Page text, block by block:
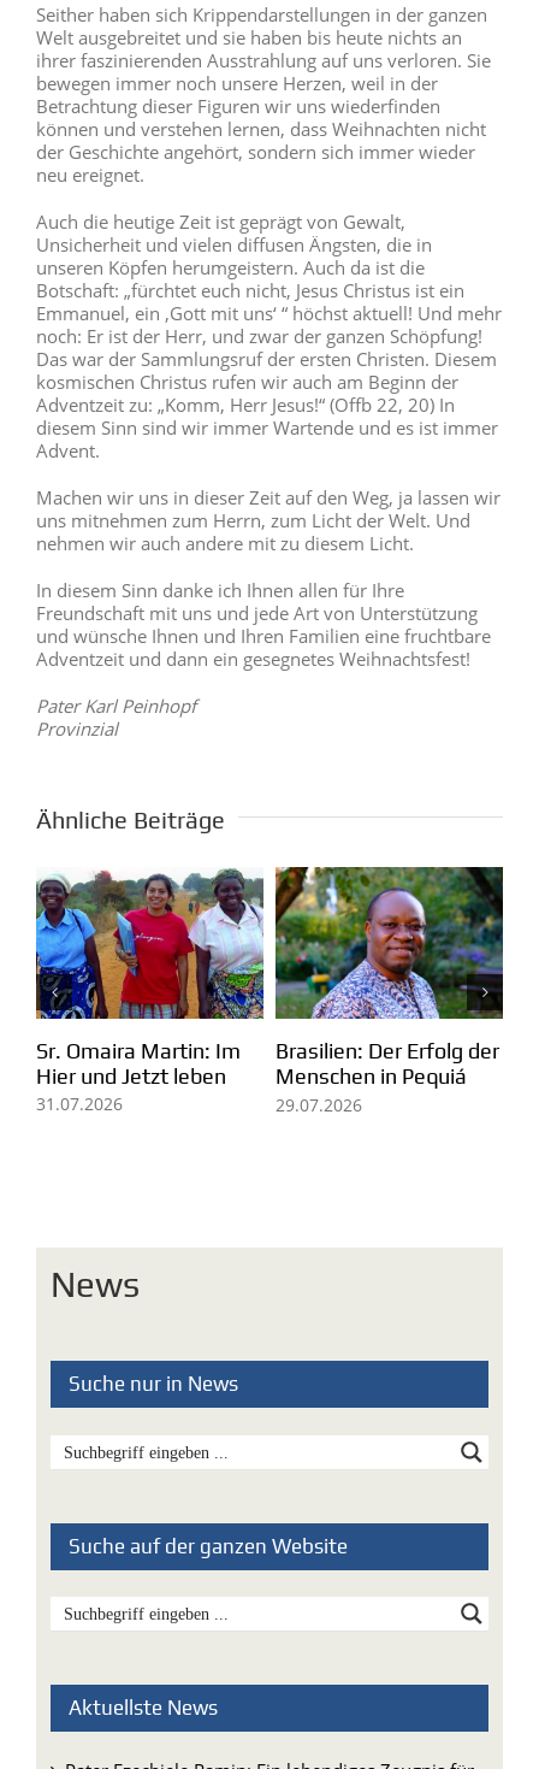
Seither haben sich Krippendarstellungen in der ganzen
Welt ausgebreitet und sie haben bis heute nichts an
ihrer faszinierenden Ausstrahlung auf uns verloren. Sie
bewegen immer noch unsere Herzen, weil in der
Betrachtung dieser Figuren wir uns wiederfinden
können und verstehen lernen, dass Weihnachten nicht
der Geschichte angehört, sondern sich immer wieder
neu ereignet.
Auch die heutige Zeit ist geprägt von Gewalt,
Unsicherheit und vielen diffusen Ängsten, die in
unseren Köpfen herumgeistern. Auch da ist die
Botschaft: „fürchtet euch nicht, Jesus Christus ist ein
Emmanuel, ein ‚Gott mit uns‘ “ höchst aktuell! Und mehr
noch: Er ist der Herr, und zwar der ganzen Schöpfung!
Das war der Sammlungsruf der ersten Christen. Diesem
kosmischen Christus rufen wir auch am Beginn der
Adventzeit zu: „Komm, Herr Jesus!“ (Offb 22, 20) In
diesem Sinn sind wir immer Wartende und es ist immer
Advent.
Machen wir uns in dieser Zeit auf den Weg, ja lassen wir
uns mitnehmen zum Herrn, zum Licht der Welt. Und
nehmen wir auch andere mit zu diesem Licht.
In diesem Sinn danke ich Ihnen allen für Ihre
Freundschaft mit uns und jede Art von Unterstützung
und wünsche Ihnen und Ihren Familien eine fruchtbare
Adventzeit und dann ein gesegnetes Weihnachtsfest!
Pater Karl Peinhopf
Provinzial
Ähnliche Beiträge
Mosambik: Wo das
Evangelium weite
Wege zurücklegt
Pater Ezechiele Ramin:
Ein lebendiges Zeugnis
für Berufung und
Suche nur in News
Suche auf der ganzen Website
Aktuellste News